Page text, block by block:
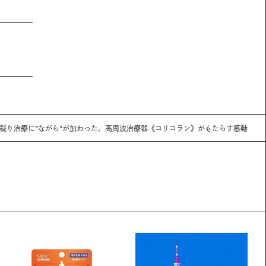
り治療に“ながら”が加わった。高周波治療器《コリコラン》がもたらす感動